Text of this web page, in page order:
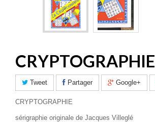
CRYPTOGRAPHIE
Tweet Partager Google+
CRYPTOGRAPHIE
sérigraphie originale de Jacques Villeglé